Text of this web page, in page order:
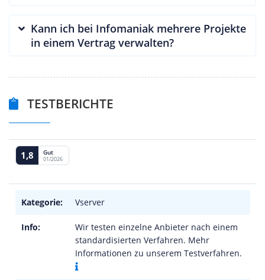
Kann ich bei Infomaniak mehrere Projekte
in einem Vertrag verwalten?
TESTBERICHTE
1,8 Gut
01/2026
Kategorie: Vserver
Info:
Wir testen einzelne Anbieter nach einem
standardisierten Verfahren. Mehr
Informationen zu unserem Testverfahren.